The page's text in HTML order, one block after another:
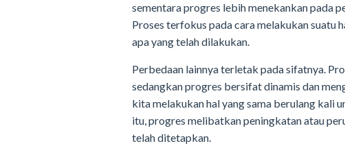
sementara progres lebih menekankan pada
Proses terfokus pada cara melakukan suatu
apa yang telah dilakukan.
Perbedaan lainnya terletak pada sifatnya.
sedangkan progres bersifat dinamis dan
kita melakukan hal yang sama berulang kali
itu, progres melibatkan peningkatan atau
telah ditetapkan.